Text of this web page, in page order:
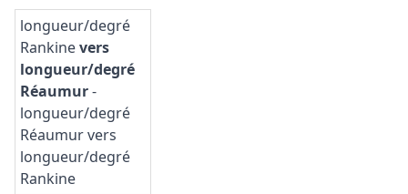
longueur/degré
Rankinevers
longueur/degré
Réaumur-
longueur/degré
Réaumur vers
longueur/degré
Rankine